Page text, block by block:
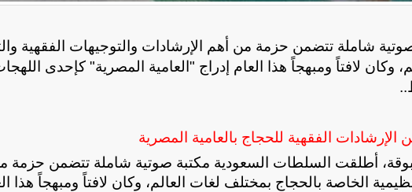
شاملة تتضمن حزمة من أهم الإرشادات والتوجيهات الفقهية
وكان لافتاً ومبهجاً هذا العام إدراج "العامية المصرية" كإحدى
الفقهية للحجاج بالعامية المصرية
أطلقت السلطات السعودية مكتبة صوتية شاملة تتضمن حزمة
الخاصة بالحجاج بمختلف لغات العالم، وكان لافتاً ومبهجاً هذا